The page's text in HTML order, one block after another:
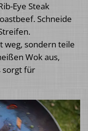
Eye Steak
Schneide
weg, sondern teile
Wok aus,
sorgt für